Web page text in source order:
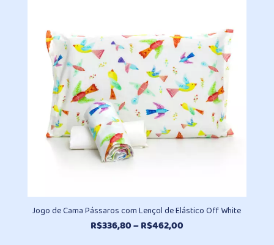
Jogo de Cama Pássaros com Lençol de Elástico Off White
R$336,80–R$462,00Faixa